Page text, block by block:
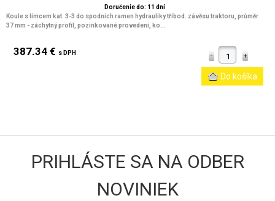
Doručenie do: 11 dní
Koule s límcem kat. 3-3 do spodních ramen hydrauliky tříbod. závěsu traktoru, průměr
37 mm - záchytný profil, pozinkované provedení, ko...
387.34 € s DPH
PRIHLÁSTE SA NA ODBER
NOVINIEK